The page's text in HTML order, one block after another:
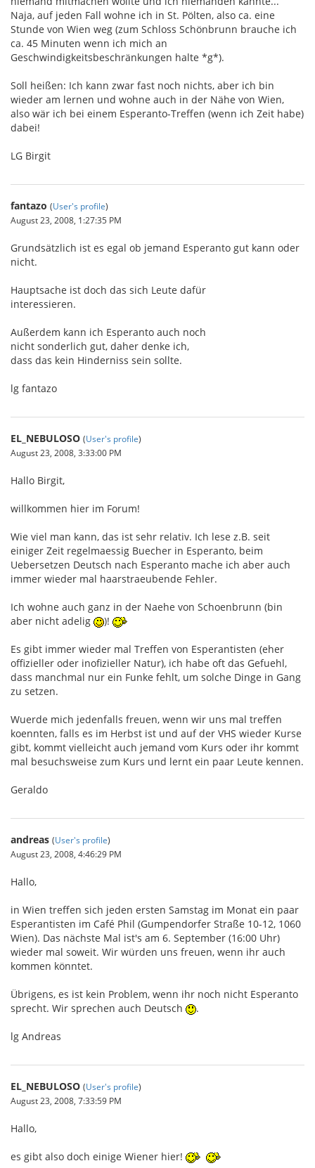
Naja, auf jeden Fall wohne ich in St. Pölten, also ca. eine
Stunde von Wien weg (zum Schloss Schönbrunn brauche ich
ca. 45 Minuten wenn ich mich an
Geschwindigkeitsbeschränkungen halte *g*).
Soll heißen: Ich kann zwar fast noch nichts, aber ich bin
wieder am lernen und wohne auch in der Nähe von Wien,
also wär ich bei einem Esperanto-Treffen (wenn ich Zeit habe)
dabei!
LG Birgit
fantazo (User's profile)
August 23, 2008, 1:27:35 PM
Grundsätzlich ist es egal ob jemand Esperanto gut kann oder
nicht.
Hauptsache ist doch das sich Leute dafür
interessieren.
Außerdem kann ich Esperanto auch noch
nicht sonderlich gut, daher denke ich,
dass das kein Hinderniss sein sollte.
lg fantazo
EL_NEBULOSO (User's profile)
August 23, 2008, 3:33:00 PM
Hallo Birgit,
willkommen hier im Forum!
Wie viel man kann, das ist sehr relativ. Ich lese z.B. seit
einiger Zeit regelmaessig Buecher in Esperanto, beim
Uebersetzen Deutsch nach Esperanto mache ich aber auch
immer wieder mal haarstraeubende Fehler.
Ich wohne auch ganz in der Naehe von Schoenbrunn (bin
aber nicht adelig
)!
Es gibt immer wieder mal Treffen von Esperantisten (eher
offizieller oder inofizieller Natur), ich habe oft das Gefuehl,
dass manchmal nur ein Funke fehlt, um solche Dinge in Gang
zu setzen.
Wuerde mich jedenfalls freuen, wenn wir uns mal treffen
koennten, falls es im Herbst ist und auf der VHS wieder Kurse
gibt, kommt vielleicht auch jemand vom Kurs oder ihr kommt
mal besuchsweise zum Kurs und lernt ein paar Leute kennen.
Geraldo
andreas (User's profile)
August 23, 2008, 4:46:29 PM
Hallo,
in Wien treffen sich jeden ersten Samstag im Monat ein paar
Esperantisten im Café Phil (Gumpendorfer Straße 10-12, 1060
Wien). Das nächste Mal ist's am 6. September (16:00 Uhr)
wieder mal soweit. Wir würden uns freuen, wenn ihr auch
kommen könntet.
Übrigens, es ist kein Problem, wenn ihr noch nicht Esperanto
sprecht. Wir sprechen auch Deutsch
.
lg Andreas
EL_NEBULOSO (User's profile)
August 23, 2008, 7:33:59 PM
Hallo,
es gibt also doch einige Wiener hier!